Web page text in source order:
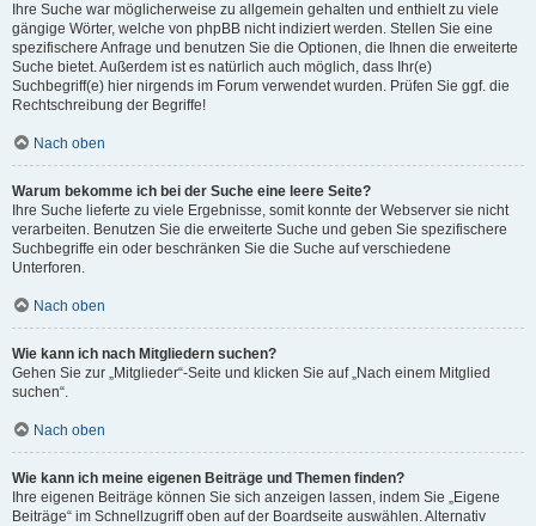
Ihre Suche war möglicherweise zu allgemein gehalten und enthielt zu viele
gängige Wörter, welche von phpBB nicht indiziert werden. Stellen Sie eine
spezifischere Anfrage und benutzen Sie die Optionen, die Ihnen die erweiterte
Suche bietet. Außerdem ist es natürlich auch möglich, dass Ihr(e)
Suchbegriff(e) hier nirgends im Forum verwendet wurden. Prüfen Sie ggf. die
Rechtschreibung der Begriffe!
Nach oben
Warum bekomme ich bei der Suche eine leere Seite?
Ihre Suche lieferte zu viele Ergebnisse, somit konnte der Webserver sie nicht
verarbeiten. Benutzen Sie die erweiterte Suche und geben Sie spezifischere
Suchbegriffe ein oder beschränken Sie die Suche auf verschiedene
Unterforen.
Nach oben
Wie kann ich nach Mitgliedern suchen?
Gehen Sie zur „Mitglieder“-Seite und klicken Sie auf „Nach einem Mitglied
suchen“.
Nach oben
Wie kann ich meine eigenen Beiträge und Themen finden?
Ihre eigenen Beiträge können Sie sich anzeigen lassen, indem Sie „Eigene
Beiträge“ im Schnellzugriff oben auf der Boardseite auswählen. Alternativ